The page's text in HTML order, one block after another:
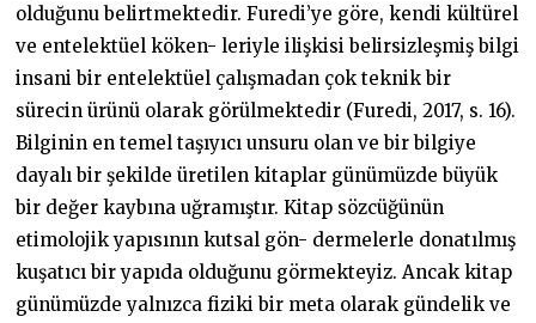
olduğunu belirtmektedir. Furedi’ye göre, kendi kültürel
ve entelektüel köken- leriyle ilişkisi belirsizleşmiş bilgi
insani bir entelektüel çalışmadan çok teknik bir
sürecin ürünü olarak görülmektedir (Furedi, 2017, s. 16).
Bilginin en temel taşıyıcı unsuru olan ve bir bilgiye
dayalı bir şekilde üretilen kitaplar günümüzde büyük
bir değer kaybına uğramıştır. Kitap sözcüğünün
etimolojik yapısının kutsal gön- dermelerle donatılmış
kuşatıcı bir yapıda olduğunu görmekteyiz. Ancak kitap
günümüzde yalnızca fiziki bir meta olarak gündelik ve